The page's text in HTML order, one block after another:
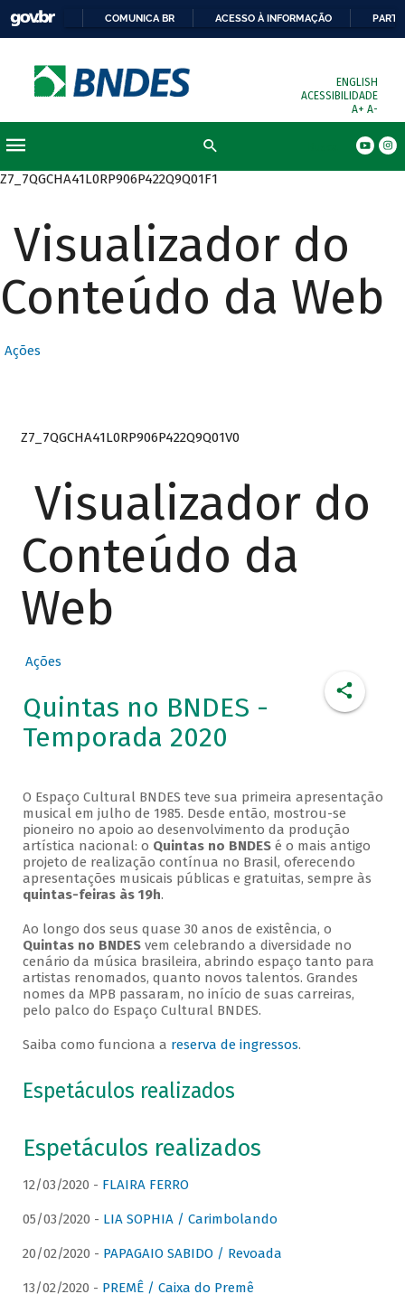
COMUNICA BR ACESSO À INFORMAÇÃO
ENGLISH
ACESSIBILIDADE
A+ A-
Z7_7QGCHA41L0RP906P422Q9Q01F1
Visualizador do
Conteúdo da Web
Ações
Z7_7QGCHA41L0RP906P422Q9Q01V0
Visualizador do
Conteúdo da
Web
Ações
Quintas no BNDES -
Temporada 2020
O Espaço Cultural BNDES teve sua primeira apresentação
musical em julho de 1985. Desde então, mostrou-se
pioneiro no apoio ao desenvolvimento da produção
artística nacional: o Quintas no BNDESé o mais antigo
projeto de realização contínua no Brasil, oferecendo
apresentações musicais públicas e gratuitas, sempre às
quintas-feiras às 19h.
Ao longo dos seus quase 30 anos de existência, o
Quintas no BNDESvem celebrando a diversidade no
cenário da música brasileira, abrindo espaço tanto para
artistas renomados, quanto novos talentos. Grandes
nomes da MPB passaram, no início de suas carreiras,
pelo palco do Espaço Cultural BNDES.
Saiba como funciona a reserva de ingressos.
Espetáculos realizados
Espetáculos realizados
12/03/2020 - FLAIRA FERRO
05/03/2020 - LIA SOPHIA / Carimbolando
20/02/2020 - PAPAGAIO SABIDO / Revoada
13/02/2020 - PREMÊ / Caixa do Premê